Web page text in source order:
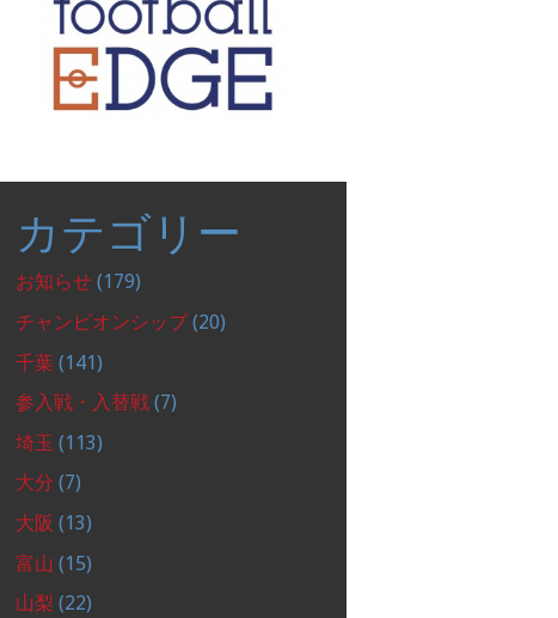
カテゴリー
お知らせ (179)
チャンピオンシップ(20)
千葉 (141)
参入戦・入替戦 (7)
埼玉 (113)
大分 (7)
大阪 (13)
富山 (15)
山梨 (22)